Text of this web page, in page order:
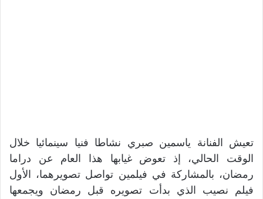
تعيش الفنانة ياسمين صبري نشاطا فنيا سينمائيا خلال
الوقت الحالي، إذ تعوض غيابها هذا العام عن دراما
رمضان، بالمشاركة في فيلمين تواصل تصويرهما، الأول
فيلم نصيب الذي بدأت تصويره قبل رمضان ويجمعها